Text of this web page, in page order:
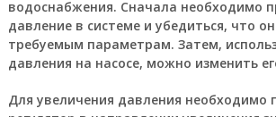
водоснабжения. Сначала необходимо
давление в системе и убедиться, что
требуемым параметрам. Затем,
давления на насосе, можно изменить
Для увеличения давления необходимо